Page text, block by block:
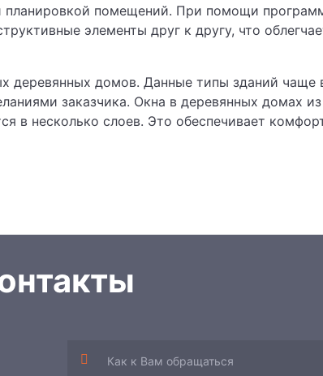
планировкой помещений. При помощи
элементы друг к другу, что
деревянных домов. Данные типы зданий чаще
заказчика. Окна в деревянных домах
в несколько слоев. Это обеспечивает